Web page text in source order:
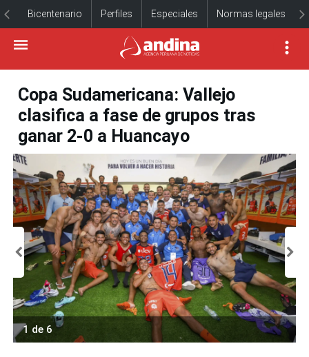
Bicentenario Perfiles Especiales Normas legales
Copa Sudamericana: Vallejo
clasifica a fase de grupos tras
ganar 2-0 a Huancayo
1 de 6